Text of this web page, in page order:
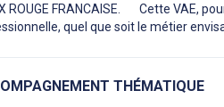
ROUGE FRANCAISE. Cette VAE,
quel que soit le métier
THÉMATIQUE